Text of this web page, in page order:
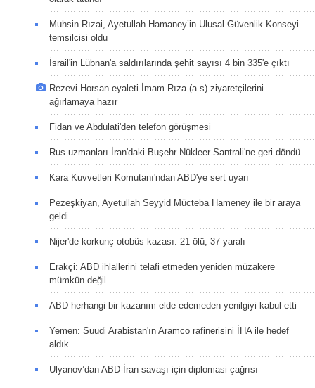
Muhsin Rızai, Ayetullah Hamaney’in Ulusal Güvenlik Konseyi
temsilcisi oldu
İsrail'in Lübnan'a saldırılarında şehit sayısı 4 bin 335'e çıktı
Rezevi Horsan eyaleti İmam Rıza (a.s) ziyaretçilerini
ağırlamaya hazır
Fidan ve Abdulati'den telefon görüşmesi
Rus uzmanları İran'daki Buşehr Nükleer Santrali'ne geri döndü
Kara Kuvvetleri Komutanı'ndan ABD'ye sert uyarı
Pezeşkiyan, Ayetullah Seyyid Mücteba Hameney ile bir araya
geldi
Nijer'de korkunç otobüs kazası: 21 ölü, 37 yaralı
Erakçi: ABD ihlallerini telafi etmeden yeniden müzakere
mümkün değil
ABD herhangi bir kazanım elde edemeden yenilgiyi kabul etti
Yemen: Suudi Arabistan'ın Aramco rafinerisini İHA ile hedef
aldık
Ulyanov’dan ABD-İran savaşı için diplomasi çağrısı